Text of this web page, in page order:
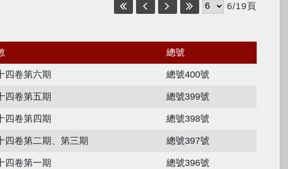
6/19頁
總號
四卷第六期 總號400號
四卷第五期 總號399號
四卷第四期 總號398號
四卷第二期、第三期 總號397號
四卷第一期 總號396號